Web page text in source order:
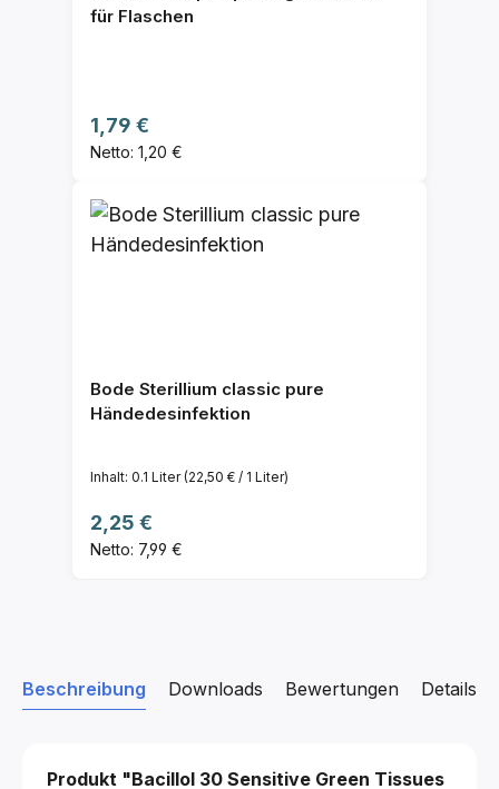
für Flaschen
Regulärer Preis:
1,79 €
Netto: 1,20 €
Bode Sterillium classic pure
Händedesinfektion
Inhalt: 0.1 Liter(22,50 € / 1 Liter)
Regulärer Preis:
2,25 €
Netto: 7,99 €
Beschreibung Downloads Details
Bewertungen
Produkt "Bacillol 30 Sensitive Green Tissues